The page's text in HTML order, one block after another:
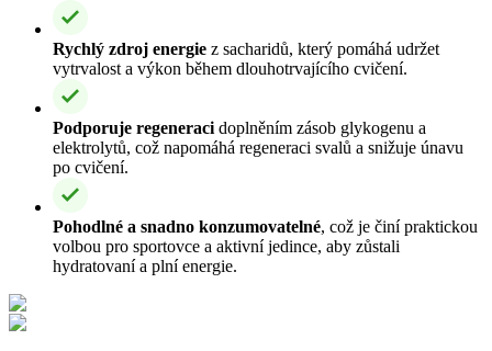
Rychlý zdroj energie z sacharidů, který pomáhá udržet
vytrvalost a výkon během dlouhotrvajícího cvičení.
Podporuje regeneraci doplněním zásob glykogenu a
elektrolytů, což napomáhá regeneraci svalů a snižuje únavu
po cvičení.
Pohodlné a snadno konzumovatelné, což je činí praktickou
volbou pro sportovce a aktivní jedince, aby zůstali
hydratovaní a plní energie.